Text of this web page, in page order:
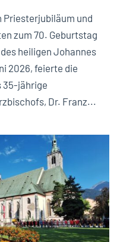
und
zum 70. Geburtstag
heiligen Johannes
2026, feierte die
35-jährige
Dr. Franz...